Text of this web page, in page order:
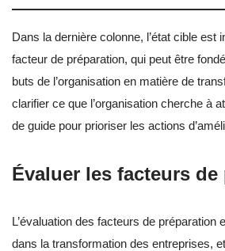
Dans la dernière colonne, l’état cible est
facteur de préparation, qui peut être
buts de l’organisation en matière de
clarifier ce que l’organisation cherche à
de guide pour prioriser les actions
Évaluer les facteurs
L’évaluation des facteurs de préparation
dans la transformation des entreprises,